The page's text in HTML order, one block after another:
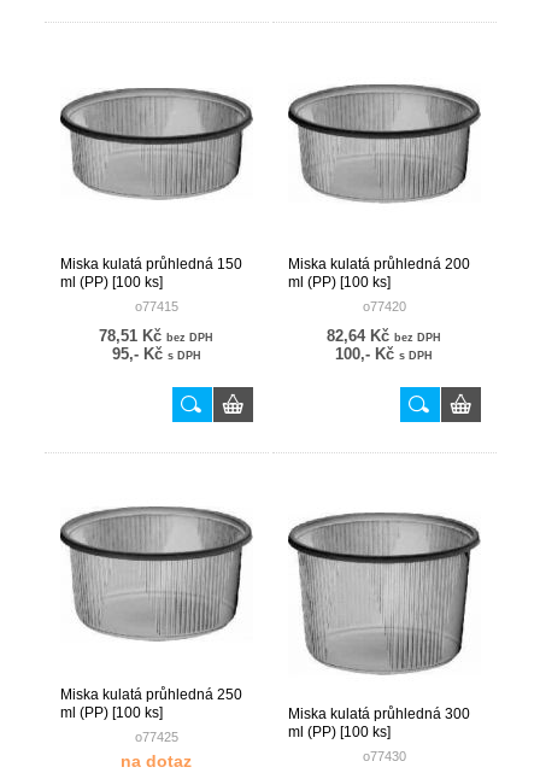
Miska kulatá průhledná 150
ml (PP) [100 ks]
o77415
78,51 Kč bez DPH
95,- Kč s DPH
Miska kulatá průhledná 200
ml (PP) [100 ks]
o77420
82,64 Kč bez DPH
100,- Kč s DPH
Miska kulatá průhledná 250
ml (PP) [100 ks]
o77425
na dotaz
Miska kulatá průhledná 300
ml (PP) [100 ks]
o77430